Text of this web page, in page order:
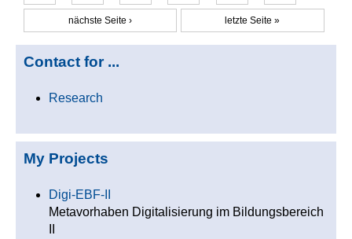
nächste Seite › letzte Seite »
Contact for ...
Research
My Projects
Digi-EBF-II
Metavorhaben Digitalisierung im Bildungsbereich